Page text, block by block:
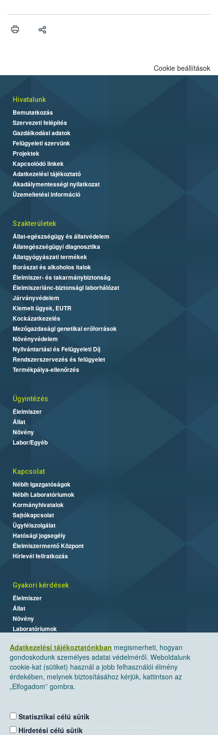
vonni az ebek viselkedésének megítélésében jártas szakértőt.
Adatkezelési tájékoztatónkban megismerheti, hogyan
gondoskodunk személyes adatai védelméről. Weboldalunk
cookie-kat (sütiket) használ a jobb felhasználói élmény
érdekében, melynek biztosításához kérjük, kattintson az
„Elfogadom” gombra.
Statisztikai célú sütik
Hirdetési célú sütik
Cookie beállítások
Hivatalunk
Bemutatkozás
Szervezeti felépítés
Gazdálkodási adatok
Felügyeleti szervünk
Projektek
Kapcsolódó linkek
Adatkezelési tájékoztató
Akadálymentességi nyilatkozat
Üzemeltetési információ
Szakterületek
Állat-egészségügy és állatvédelem
Állategészségügyi diagnosztika
Állatgyógyászati termékek
Borászat és alkoholos italok
Élelmiszer- és takarmánybiztonság
Élelmiszerlánc-biztonsági laborhálózat
Járványvédelem
Kiemelt ügyek, EUTR
Kockázatkezelés
Mezőgazdasági genetikai erőforrások
Növényvédelem
Nyilvántartási és Felügyeleti Díj
Rendszerszervezés és felügyelet
Termékpálya-ellenőrzés
Ügyintézés
Élelmiszer
Állat
Növény
Labor/Egyéb
Kapcsolat
Nébih Igazgatóságok
Nébih Laboratóriumok
Kormányhivatalok
Sajtókapcsolat
Ügyfélszolgálat
Hatósági jogsegély
Élelmiszermentő Központ
Hírlevél feliratkozás
Gyakori kérdések
Élelmiszer
Állat
Növény
Laboratóriumok
Nemzeti Élelmiszerlánc-biztonsági Hivatal